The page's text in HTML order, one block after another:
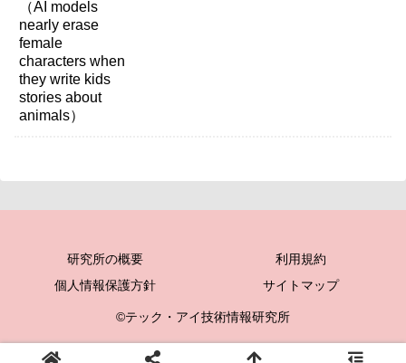
研究所の概要
利用規約
個人情報保護方針
サイトマップ
©テック・アイ技術情報研究所